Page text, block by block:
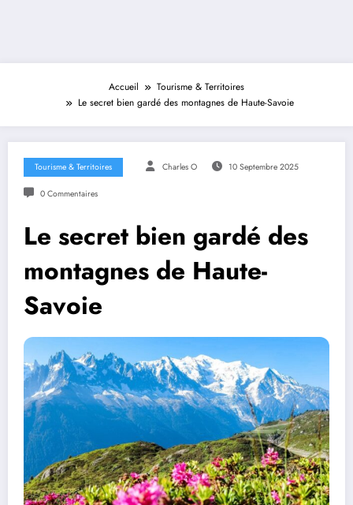
Accueil
Tourisme & Territoires
Le secret bien gardé des montagnes de Haute-Savoie
Tourisme & Territoires Charles O 10 Septembre 2025
0 Commentaires
Le secret bien gardé des
montagnes de Haute-
Savoie